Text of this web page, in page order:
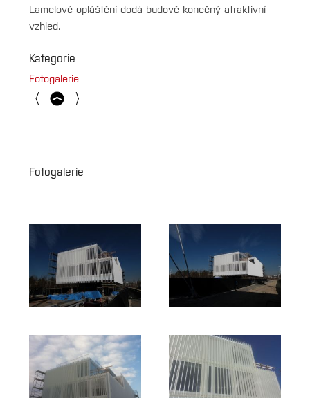
Lamelové opláštění dodá budově konečný atraktivní
vzhled.
Kategorie
Fotogalerie
Fotogalerie